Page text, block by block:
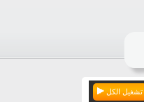
تشغيل الكل